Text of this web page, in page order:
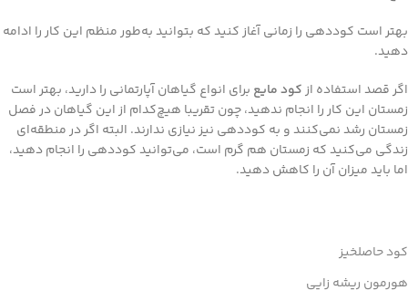
بهتر است کوددهی را زمانی آغاز کنید که بتوانید به‌طور منظم این کار را ادامه
دهید.
اگر قصد استفاده ازکود مایع برای انواع گیاهان آپارتمانی را دارید، بهتر است
زمستان این کار را انجام ندهید، چون تقریبا هیچ‌کدام از این گیاهان در فصل
زمستان رشد نمی‌کنند و به کوددهی نیز نیازی ندارند. البته اگر در منطقه‌ای
زندگی می‌کنید که زمستان هم گرم است، می‌توانید کوددهی را انجام دهید،
اما باید میزان آن را کاهش دهید.
کود حاصلخیز
هورمون ریشه زایی